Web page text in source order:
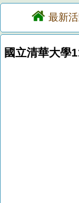
最新
國立清華大學